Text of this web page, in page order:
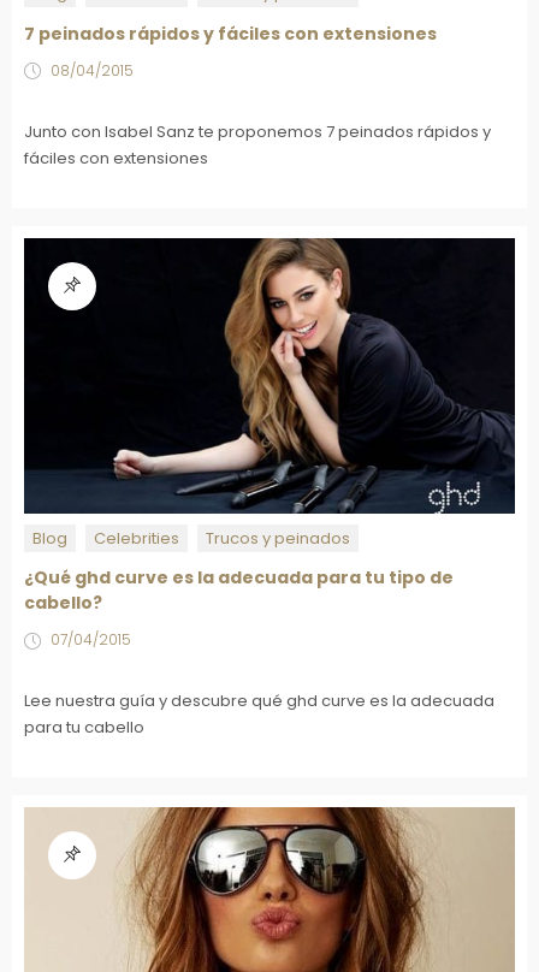
7 peinados rápidos y fáciles con extensiones
08/04/2015
Junto con Isabel Sanz te proponemos 7 peinados rápidos y
fáciles con extensiones
Blog Celebrities Trucos y peinados
¿Qué ghd curve es la adecuada para tu tipo de
cabello?
07/04/2015
Lee nuestra guía y descubre qué ghd curve es la adecuada
para tu cabello